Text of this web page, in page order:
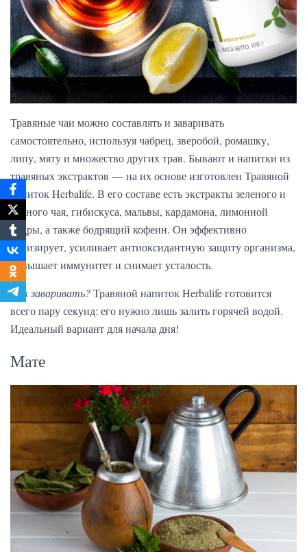
Травяные чаи можно составлять и заваривать
самостоятельно, используя чабрец, зверобой, ромашку,
липу, мяту и множество других трав. Бывают и напитки из
травяных экстрактов — на их основе изготовлен Травяной
напиток Herbalife. В его составе есть экстракты зеленого и
черного чая, гибискуса, мальвы, кардамона, лимонной
цедры, а также бодрящий кофеин. Он эффективно
тонизирует, усиливает антиоксидантную защиту организма,
повышает иммунитет и снимает усталость.
Как заваривать?Травяной напиток Herbalife готовится
всего пару секунд: его нужно лишь залить горячей водой.
Идеальный вариант для начала дня!
Мате